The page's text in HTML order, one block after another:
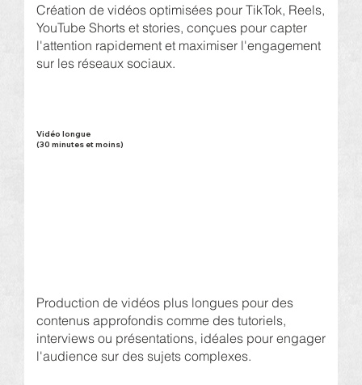
Création de vidéos optimisées pour TikTok, Reels,
YouTube Shorts et stories, conçues pour capter
l'attention rapidement et maximiser l'engagement
sur les réseaux sociaux.
Vidéo longue
(30 minutes et moins)
Production de vidéos plus longues pour des
contenus approfondis comme des tutoriels,
interviews ou présentations, idéales pour engager
l'audience sur des sujets complexes.